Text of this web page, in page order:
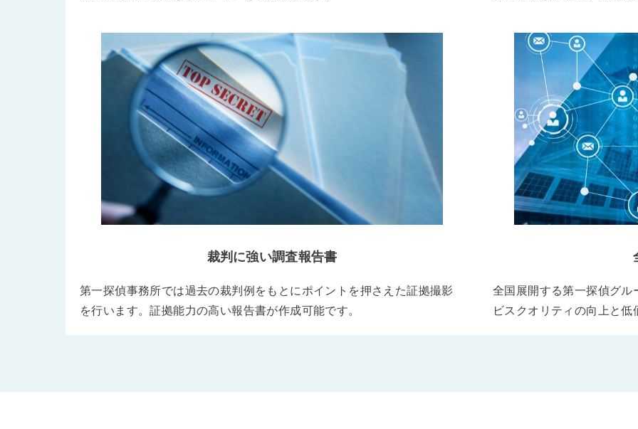
裁判に強い調査報告書
第一探偵事務所では過去の裁判例をもとにポイントを押さえた証拠撮影
を行います。証拠能力の高い報告書が作成可能です。
全国展開する第一探偵グ
ビスクオリティの向上と